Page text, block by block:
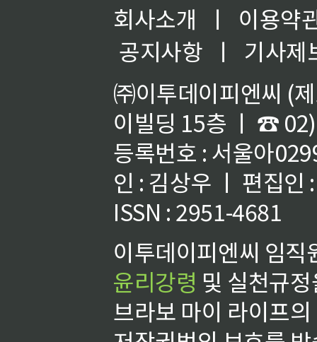
회사소개 ㅣ
이용약
공지사항
ㅣ
기사제
㈜이투데이피엔씨 (
이빌딩 15층 ㅣ ☎
등록번호 : 서울아
인 : 김상우 ㅣ 편집인
ISSN : 2951-4681
이투데이피엔씨 임
윤리강령 및 실천규
브라보 마이 라이프